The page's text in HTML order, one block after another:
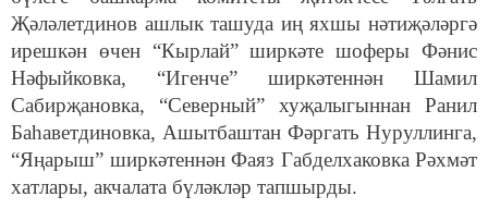
Җәләлетдинов ашлык ташуда иң яхшы нәтиҗәләргә
ирешкән өчен “Кырлай” ширкәте шоферы Фәнис
Нәфыйковка, “Игенче” ширкәтеннән Шамил
Сабирҗановка, “Северный” хуҗалыгыннан Ранил
Баһаветдиновка, Ашытбаштан Фәргать Нуруллинга,
“Яңарыш” ширкәтеннән Фаяз Габделхаковка Рәхмәт
хатлары, акчалата бүләкләр тапшырды.